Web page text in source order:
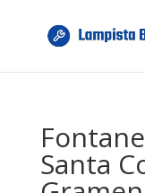
Santa